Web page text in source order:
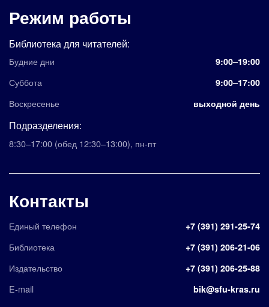
Режим работы
Библиотека для читателей:
Будние дни 9:00–19:00
Суббота 9:00–17:00
Воскресенье выходной день
Подразделения:
8:30–17:00 (обед 12:30–13:00), пн-пт
Контакты
Единый телефон +7 (391) 291-25-74
Библиотека +7 (391) 206-21-06
Издательство +7 (391) 206-25-88
E-mail bik@sfu-kras.ru